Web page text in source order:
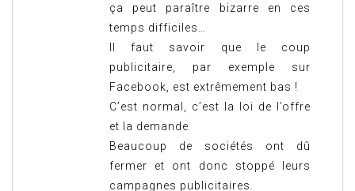
ça peut paraître bizarre en ces
temps difficiles…
Il faut savoir que le coup
publicitaire, par exemple sur
Facebook, est extrêmement bas !
C’est normal, c’est la loi de l’offre
et la demande.
Beaucoup de sociétés ont dû
fermer et ont donc stoppé leurs
campagnes publicitaires.